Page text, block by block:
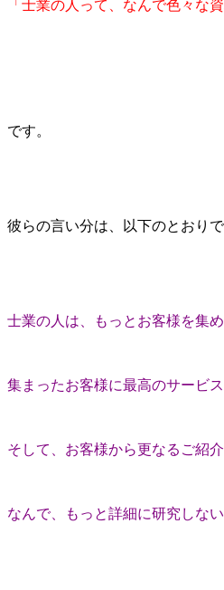
「士業の人って、なんで色々な
です。
彼らの言い分は、以下のとおりで
士業の人は、もっとお客様を集め
集まったお客様に最高のサービス
そして、お客様から更なるご紹
なんで、もっと詳細に研究しな